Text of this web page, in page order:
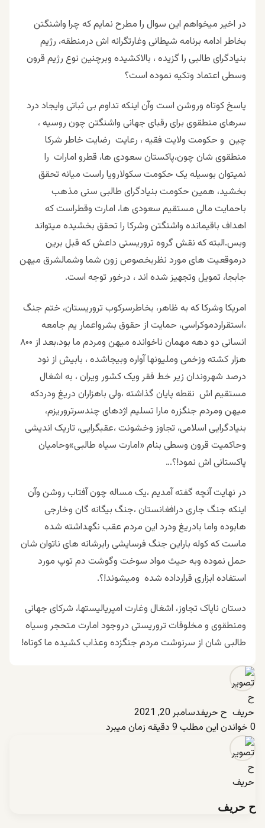
در اخیر میخواهم این سوال را مطرح نمایم که چرا واشنگتن
بخاطر ادامه برنامه شیطانی وغارتگرانه اش درمنطقه، رژیم
بنیادگرای طالبی را گزیده ، بالاکشیده وبرچنین نوع رژیم قرون
وسطی اعتماد وتکیه نموده است؟
پاسخ کوتاه وروشن است وآن اینکه تداوم بی ثباتی وایجاد درد
سرهای منطقوی برای رقبای جهانی واشنگتن چون روسیه ،
چین و حکومت ولایت فقیه ، رعایت رضایت خاطر شرکا
منطقوی شان چون،پاکستان سعودی ها، قطرو امارات را
نمیتوان بوسیله یک حکومت سکولارویا راست میانه تحقق
بخشید، همین حکومت بنیادگرای طالبی سنی مذهب
باحمایت مالی مستقیم سعودی ها، امارت وقطراست که
اهداف باقیمانده واشنگتن وشرکا را تحقق بخشیده میتواند
وبس.البته که نقش گروه تروریستی داعش که قبل برین
درموقعیت های مورد نظربخصوص زون شما وشمالشرق میهن
جابجا، تمویل وتجهیز شده اند ، درخور توجه است.
امریکا وشرکا که به ظاهر، بخاطرسرکوب تروریستان، ختم جنگ
،استقراردموکراسی، حمایت از حقوق بشرواعمار یم جامعه
انسانی دو دهه مهمان ناخوانده میهن ومردم ما بود،بعد از ۸۰۰
هزار کشته وزخمی وملیونها آواره وبیجاشده ، بابیش از نود
درصد شهروندان زیر خط فقر ویک کشور ویران ، به اشغال
مستقیم اش نقطه پایان گذاشته ،ولی باهزاران دریغ ودردکه
میهن ومردم جنگزره مارا تسلیم اژدهای چندسرتروریزم،
بنیادگرایی اسلامی، تجاوز وخشونت ،عقبگرایی، تاریک اندیشی
وحاکمیت قرون وسطی بنام «امارت سیاه طالبی»وحامیان
پاکستانی اش نمود!؟…
در نهایت آنچه گفته آمدیم ،یک مساله چون آفتاب روشن وآن
اینکه جنگ جاری درافغانستان ،جنگ بیگانه گان وخارجی
هابوده واما بادریغ ودرد این مردم عقب نگهداشته شده
ماست که کوله باراین جنگ فرسایشی رابرشانه های ناتوان شان
حمل نموده وبه حیث مواد سوخت وگوشت دم توپ مورد
استفاده ابزاری قرارداده شده ومیشوند!؟.
دستان ناپاک تجاوز، اشغال وغارت امپریالیستها، شرکای جهانی
ومنطقوی و مخلوقات تروریستی دروجود امارت متحجر وسیاه
طالبی شان از سرنوشت مردم جنگزده وعذاب کشیده ما کوتاه!
ح حریفدسامبر 20, 2021
0 خواندن این مطلب 9 دقیقه زمان میبرد
ح حریف